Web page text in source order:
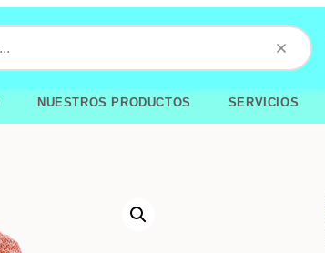
NUESTROS PRODUCTOS SERVICIOS